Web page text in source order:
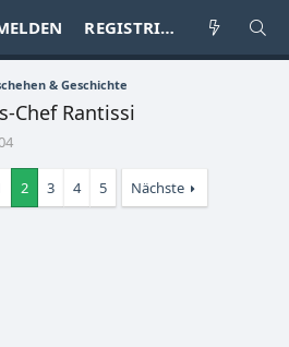
REGISTRIEREN
& Geschichte
Chef Rantissi
2 3 4 5 Nächste